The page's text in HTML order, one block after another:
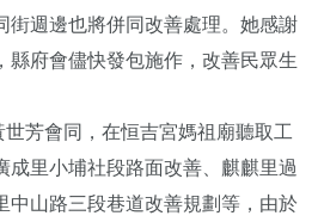
街週邊也將併同改善處理。她感謝
縣府會儘快發包施作，改善民眾生
芳會同，在恒吉宮媽祖廟聽取工
成里小埔社段路面改善、麒麒里過
中山路三段巷道改善規劃等，由於